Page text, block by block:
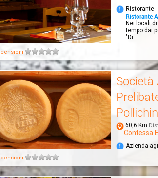
Ristorante
Ristorante
Nei locali
tempo dai
"Dr...
Società
60,6 Km
Contessa
Azienda
Le
Prodotti di